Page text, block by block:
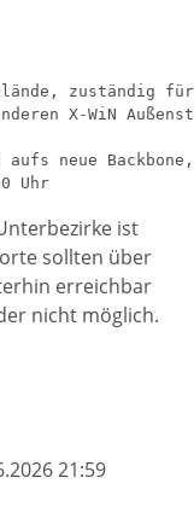
zuständig
X-WiN
neue
ist
sollten über
erreichbar
nicht möglich.
21:59